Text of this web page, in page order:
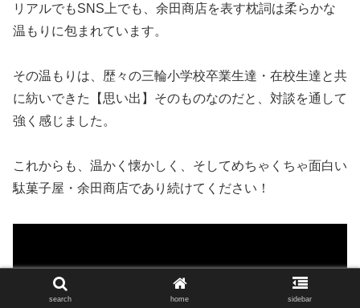
リアルでもSNS上でも、余田商店を表す枕詞は柔らかな
温もりに包まれています。
その温もりは、歴々の三輪小学校卒業生達・在校生達と共
に紡いできた【思い出】そのものなのだと、対談を通して
強く感じました。
これからも、温かく懐かしく、そしてめちゃくちゃ面白い
駄菓子屋・余田商店であり続けてください！
search home sidebar